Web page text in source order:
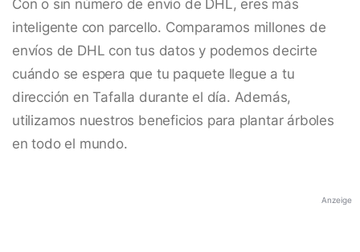
Con o sin número de envío de DHL, eres más
inteligente con parcello. Comparamos millones de
envíos de DHL con tus datos y podemos decirte
cuándo se espera que tu paquete llegue a tu
dirección en Tafalla durante el día. Además,
utilizamos nuestros beneficios para plantar árboles
en todo el mundo.
Anzeige